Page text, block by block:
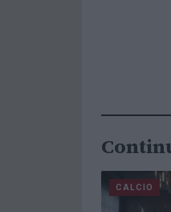
CALCIO